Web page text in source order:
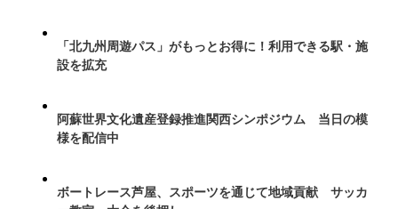
「北九州周遊パス」がもっとお得に！利用できる駅・施
設を拡充
阿蘇世界文化遺産登録推進関西シンポジウム 当日の模
様を配信中
ボートレース芦屋、スポーツを通じて地域貢献 サッカ